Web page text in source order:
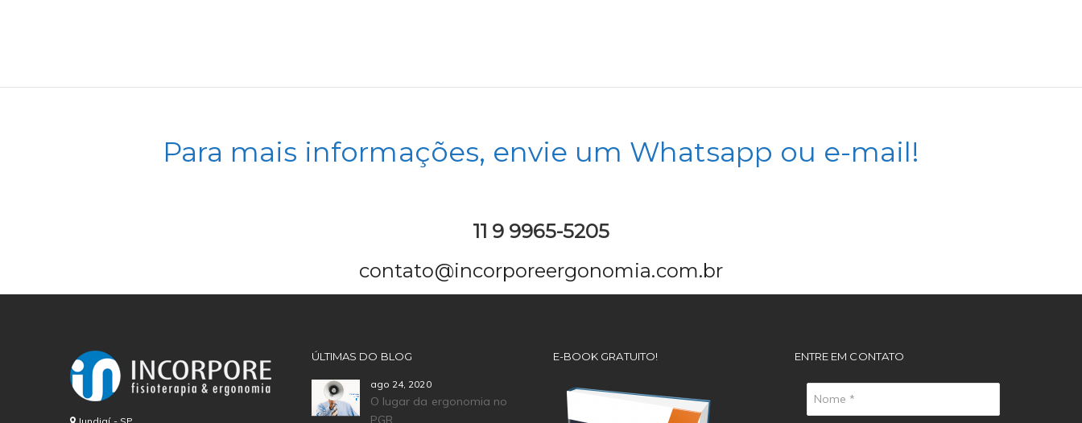
Para mais informações, envie um Whatsapp ou e-mail!
11 9 9965-5205
contato@incorporeergonomia.com.br
ÚLTIMAS DO BLOG
ago 24, 2020
O lugar da ergonomia no
PGR
E-BOOK GRATUITO! ENTRE EM CONTATO